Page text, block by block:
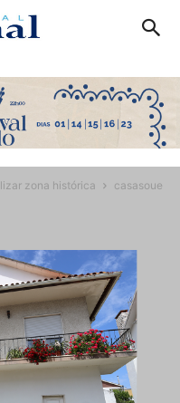
zona histórica casasoue